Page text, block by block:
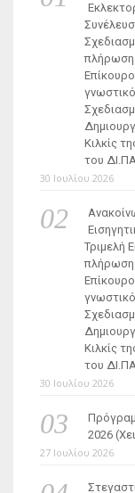
πλήρωση
Κιλκίς
του
30 Ιουλίου 2026
Τριμελή
πλήρωση
Κιλκίς
του
30 Ιουλίου 2026
2026
27 Ιουλίου 2026